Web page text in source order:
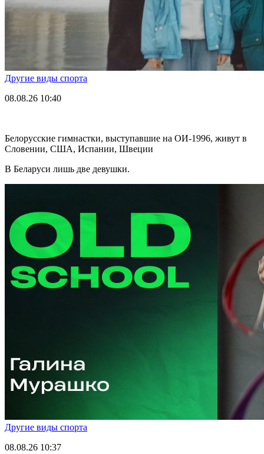
Другие виды спорта
08.08.26 10:40
Белорусские гимнастки, выступавшие на ОИ-1996, живут в
Словении, США, Испании, Швеции
В Беларуси лишь две девушки.
Другие виды спорта
08.08.26 10:37